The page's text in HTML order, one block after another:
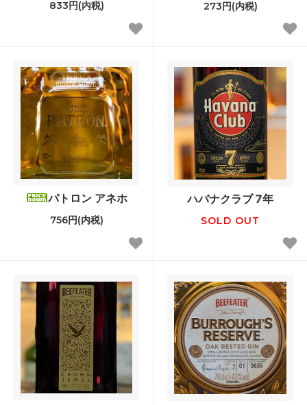
833円(内税) 273円(内税)
パトロン アネホ
756円(内税)
ハバナクラブ 7年
SOLD OUT